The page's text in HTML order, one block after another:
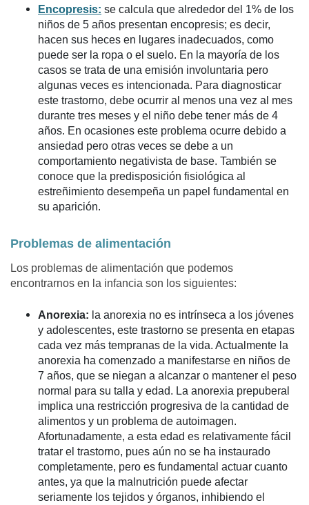
Encopresis: se calcula que alrededor del 1% de los
niños de 5 años presentan encopresis; es decir,
hacen sus heces en lugares inadecuados, como
puede ser la ropa o el suelo. En la mayoría de los
casos se trata de una emisión involuntaria pero
algunas veces es intencionada. Para diagnosticar
este trastorno, debe ocurrir al menos una vez al mes
durante tres meses y el niño debe tener más de 4
años. En ocasiones este problema ocurre debido a
ansiedad pero otras veces se debe a un
comportamiento negativista de base. También se
conoce que la predisposición fisiológica al
estreñimiento desempeña un papel fundamental en
su aparición.
Problemas de alimentación
Los problemas de alimentación que podemos
encontrarnos en la infancia son los siguientes:
Anorexia: la anorexia no es intrínseca a los jóvenes
y adolescentes, este trastorno se presenta en etapas
cada vez más tempranas de la vida. Actualmente la
anorexia ha comenzado a manifestarse en niños de
7 años, que se niegan a alcanzar o mantener el peso
normal para su talla y edad. La anorexia prepuberal
implica una restricción progresiva de la cantidad de
alimentos y un problema de autoimagen.
Afortunadamente, a esta edad es relativamente fácil
tratar el trastorno, pues aún no se ha instaurado
completamente, pero es fundamental actuar cuanto
antes, ya que la malnutrición puede afectar
seriamente los tejidos y órganos, inhibiendo el